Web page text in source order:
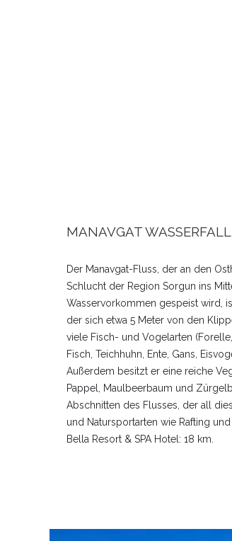
MANAVGAT WASSERFALL
Der Manavgat-Fluss, der an den
Schlucht der Region Sorgun ins
Wasservorkommen gespeist wird,
der sich etwa 5 Meter von den
viele Fisch- und Vogelarten
Fisch, Teichhuhn, Ente, Gans,
Außerdem besitzt er eine reiche
Pappel, Maulbeerbaum und
Abschnitten des Flusses, der all
und Natursportarten wie Rafting
Bella Resort & SPA Hotel: 18 km.